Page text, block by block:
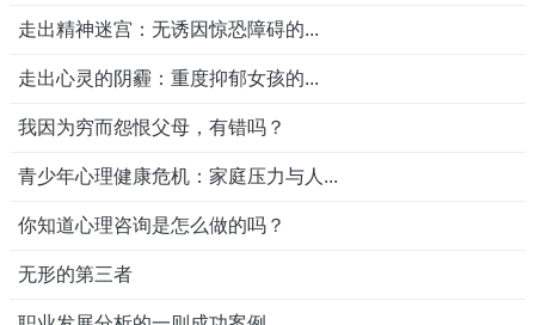
走出精神迷宫：无诱因惊恐障碍的...
走出心灵的阴霾：重度抑郁女孩的...
我因为穷而怨恨父母，有错吗？
青少年心理健康危机：家庭压力与人...
你知道心理咨询是怎么做的吗？
无形的第三者